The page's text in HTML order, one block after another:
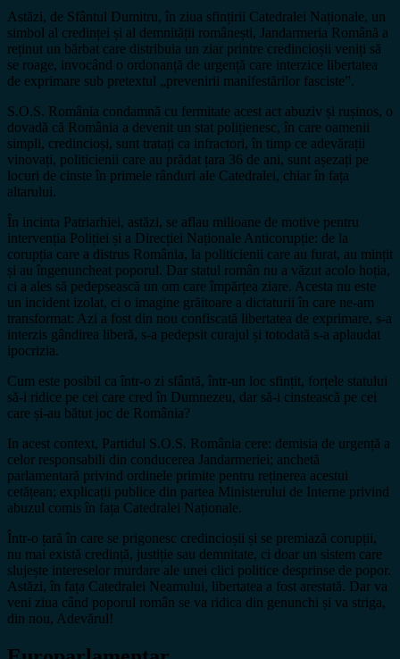
Astăzi, de Sfântul Dumitru, în ziua sfințirii Catedralei Naționale, un
simbol al credinței și al demnității românești, Jandarmeria Română a
reținut un bărbat care distribuia un ziar printre credincioșii veniți să
se roage, invocând o ordonanță de urgență care interzice libertatea
de exprimare sub pretextul „prevenirii manifestărilor fasciste”.
S.O.S. România condamnă cu fermitate acest act abuziv și rușinos, o
dovadă că România a devenit un stat polițienesc, în care oamenii
simpli, credincioși, sunt tratați ca infractori, în timp ce adevărații
vinovați, politicienii care au prădat țara 36 de ani, sunt așezați pe
locuri de cinste în primele rânduri ale Catedralei, chiar în fața
altarului.
În incinta Patriarhiei, astăzi, se aflau milioane de motive pentru
intervenția Poliției și a Direcției Naționale Anticorupție: de la
corupția care a distrus România, la politicienii care au furat, au mințit
și au îngenuncheat poporul. Dar statul român nu a văzut acolo hoția,
ci a ales să pedepsească un om care împărțea ziare. Acesta nu este
un incident izolat, ci o imagine grăitoare a dictaturii în care ne-am
transformat: Azi a fost din nou confiscată libertatea de exprimare, s-a
interzis gândirea liberă, s-a pedepsit curajul și totodată s-a aplaudat
ipocrizia.
Cum este posibil ca într-o zi sfântă, într-un loc sfințit, forțele statului
să-i ridice pe cei care cred în Dumnezeu, dar să-i cinstească pe cei
care și-au bătut joc de România?
In acest context, Partidul S.O.S. România cere: demisia de urgență a
celor responsabili din conducerea Jandarmeriei; anchetă
parlamentară privind ordinele primite pentru reținerea acestui
cetățean; explicații publice din partea Ministerului de Interne privind
abuzul comis în fața Catedralei Naționale.
Într-o țară în care se prigonesc credincioșii și se premiază corupții,
nu mai există credință, justiție sau demnitate, ci doar un sistem care
slujește intereselor murdare ale unei clici politice desprinse de popor.
Astăzi, în fața Catedralei Neamului, libertatea a fost arestată. Dar va
veni ziua când poporul român se va ridica din genunchi și va striga,
din nou, Adevărul!